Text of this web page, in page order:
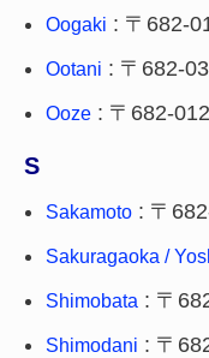
Oogaki : 〒682-
Ootani : 〒682-
Ooze : 〒682-
S
Sakamoto : 〒
Sakuragaoka /
Shimobata : 〒
Shimodani : 〒